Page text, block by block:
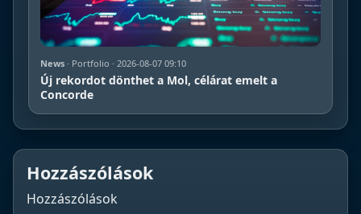
News · Portfolio · 2026-08-07 09:10
Új rekordot dönthet a Mol, célárat emelt a
Concorde
Hozzászólások
Hozzászólások